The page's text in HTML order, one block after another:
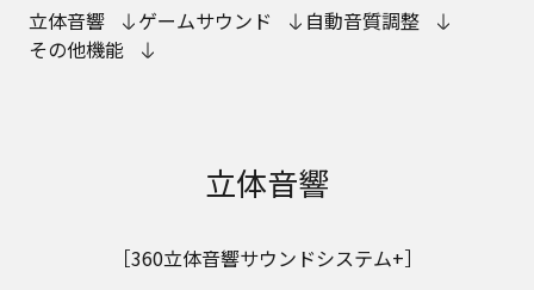
立体音響 ゲームサウンド
自動音質調整
その他機能
立体音響
［360立体音響サウンドシステム+］